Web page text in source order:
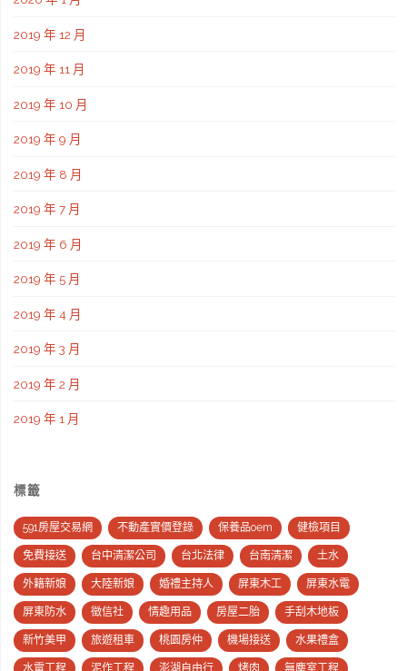
2019 年 12 月
2019 年 11 月
2019 年 10 月
2019 年 9 月
2019 年 8 月
2019 年 7 月
2019 年 6 月
2019 年 5 月
2019 年 4 月
2019 年 3 月
2019 年 2 月
2019 年 1 月
標籤
591房屋交易網 不動產實價登錄 保養品oem 健檢項目
免費接送 台中清潔公司 台北法律 台南清潔 土水
外籍新娘 大陸新娘 婚禮主持人 屏東木工 屏東水電
屏東防水 徵信社 情趣用品 房屋二胎 手刮木地板
新竹美甲 旅遊租車 桃園房仲 機場接送 水果禮盒
水電工程 泥作工程 澎湖自由行 烤肉 無塵室工程